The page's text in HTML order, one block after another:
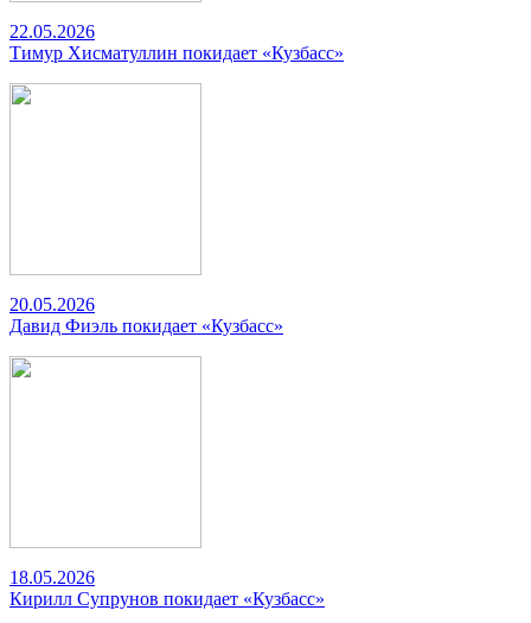
22.05.2026
Тимур Хисматуллин покидает «Кузбасс»
20.05.2026
Давид Фиэль покидает «Кузбасс»
18.05.2026
Кирилл Супрунов покидает «Кузбасс»